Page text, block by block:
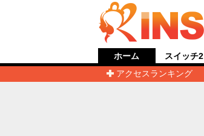
ホーム
アクセスランキング
スイッチ2